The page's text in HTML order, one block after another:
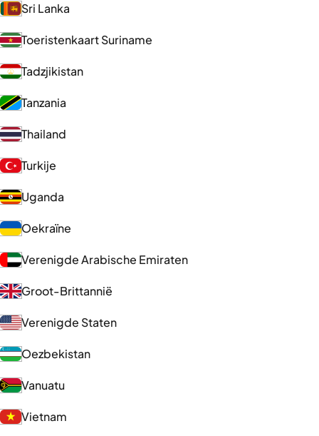
Sri Lanka
Toeristenkaart Suriname
Tadzjikistan
Tanzania
Thailand
Turkije
Uganda
Oekraïne
Verenigde Arabische Emiraten
Groot-Brittannië
Verenigde Staten
Oezbekistan
Vanuatu
Vietnam